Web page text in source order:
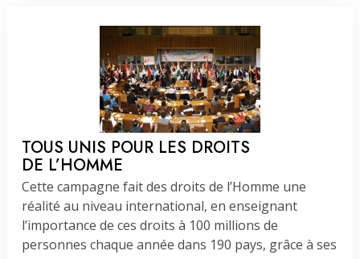
TOUS UNIS POUR LES DROITS
DE L’HOMME
Cette campagne fait des droits de l’Homme une
réalité au niveau international, en enseignant
l’importance de ces droits à 100 millions de
personnes chaque année dans 190 pays, grâce à ses